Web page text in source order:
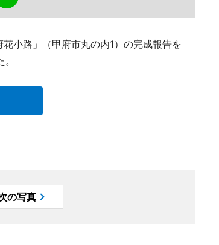
小路」（甲府市丸の内1）の完成報告を
の写真